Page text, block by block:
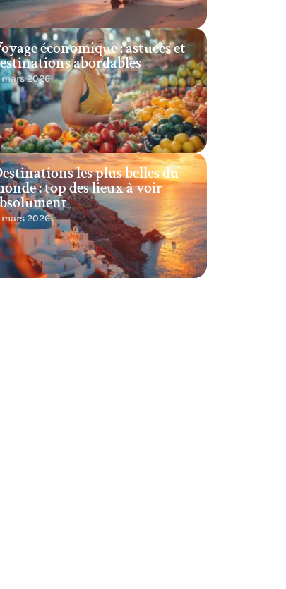
économique : astuces et
abordables
mars 2026
les plus belles du
: top des lieux à voir
mars 2026